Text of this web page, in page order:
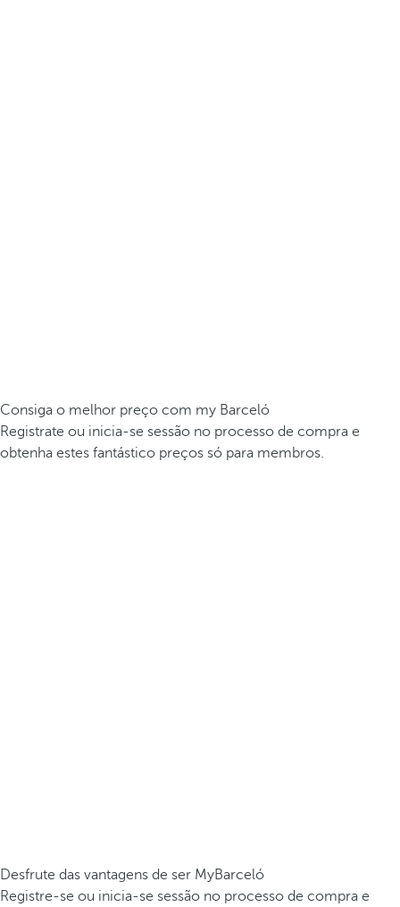
Consiga o melhor preço com my Barceló
Registrate ou inicia-se sessão no processo de compra e
obtenha estes fantástico preços só para membros.
Desfrute das vantagens de ser MyBarceló
Registre-se ou inicia-se sessão no processo de compra e